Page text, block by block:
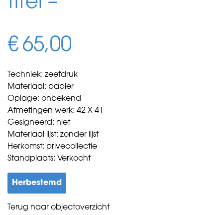
€ 65,00
Techniek: zeefdruk
Materiaal: papier
Oplage: onbekend
Afmetingen werk: 42 X 41
Gesigneerd: niet
Materiaal lijst: zonder lijst
Herkomst: privecollectie
Standplaats: Verkocht
Herbestemd
Terug naar objectoverzicht